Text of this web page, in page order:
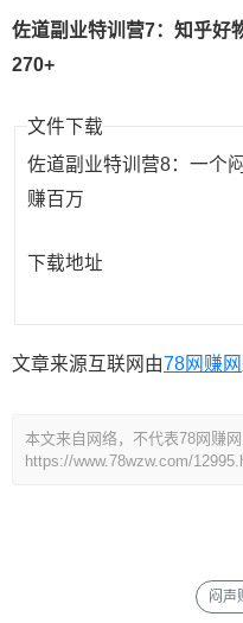
佐道副业特训营7：知乎好
270+
文件下载
佐道副业特训营8：一个
赚百万
下载地址
文章来源互联网由78网赚网
本文来自网络，不代表78网赚
https://www.78wzw.com/
闷声